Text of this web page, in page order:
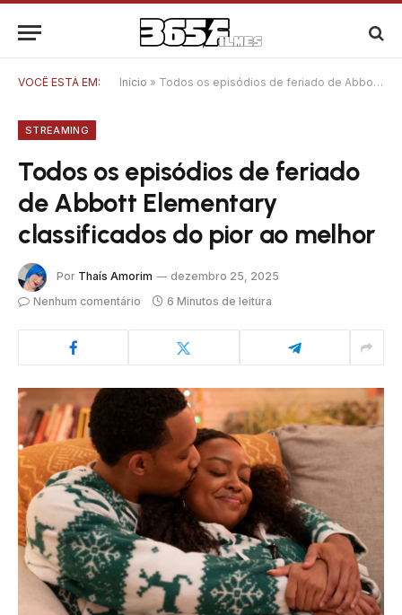
VOCÊ ESTÁ EM: Início » Todos os episódios de feriado de Abbott Elementary classificados do pior ao melhor
STREAMING
Todos os episódios de feriado
de Abbott Elementary
classificados do pior ao melhor
Por Thaís Amorim
dezembro 25, 2025
Nenhum comentário
6 Minutos de leitura